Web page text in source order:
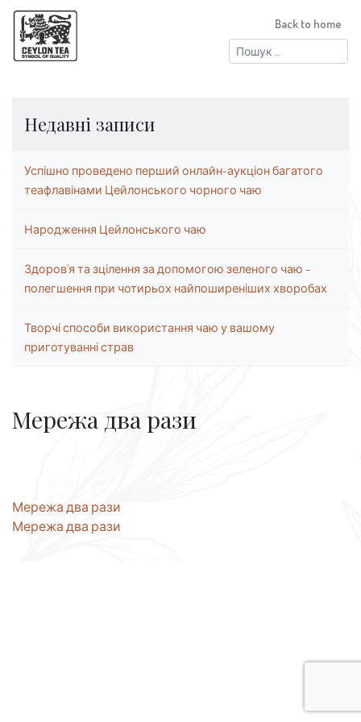
Пошук:
Back to home
Недавні записи
Успішно проведено перший онлайн-аукціон багатого
теафлавінами Цейлонського чорного чаю
Народження Цейлонського чаю
Здоров’я та зцілення за допомогою зеленого чаю –
полегшення при чотирьох найпоширеніших хворобах
Творчі способи використання чаю у вашому
приготуванні страв
Мережа два рази
Навігація
записів
Мережа два рази
Мережа два рази